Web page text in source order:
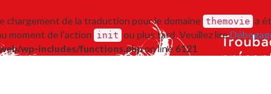
chargement de la traduction pour le domaine themovie a
moment de l’action init ou plus tard. Veuillez lire
wp-includes/functions.phpon line6121